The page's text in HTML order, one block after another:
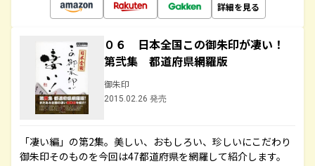
詳細を見る
０６ 日本全国この御朱印が凄い！
第弐集 都道府県網羅版
御朱印
2015.02.26 発売
「凄い編」の第2集。美しい、おもしろい、珍しいにこだわり
御朱印そのものを今回は47都道府県を網羅して紹介します。